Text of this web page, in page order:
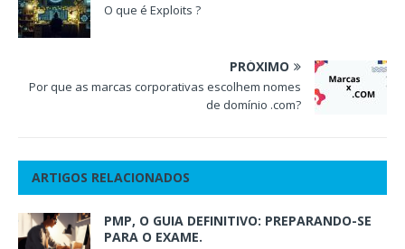
O que é Exploits ?
PRÓXIMO
Por que as marcas corporativas escolhem nomes
de domínio .com?
ARTIGOS RELACIONADOS
PMP, O GUIA DEFINITIVO: PREPARANDO-SE
PARA O EXAME.